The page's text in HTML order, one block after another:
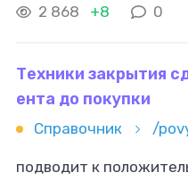
боли и вопросы
2 868 +8 0
Техники закрытия
ента до покупки
Справочник
подводит к